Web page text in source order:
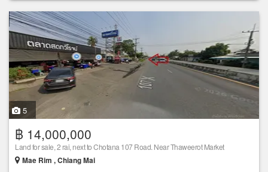
5
฿ 14,000,000
Land for sale, 2 rai, next to Chotana 107 Road. Near Thaweerot Market
Mae Rim , Chiang Mai